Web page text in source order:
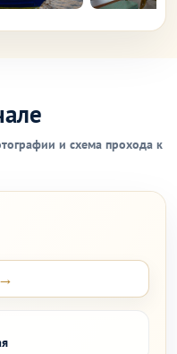
и схема прохода к
→